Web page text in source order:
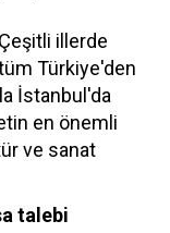
illerde
Türkiye'den
İstanbul'da
en önemli
ve sanat
talebi